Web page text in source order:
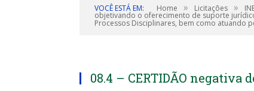
VOCÊ ESTÁ EM: Home » Licitações »
objetivando o oferecimento de suporte
Processos Disciplinares, bem como atuando
08.4 – CERTIDÃO negativa